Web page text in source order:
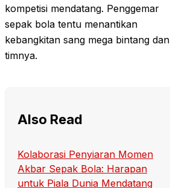
kompetisi mendatang. Penggemar
sepak bola tentu menantikan
kebangkitan sang mega bintang dan
timnya.
Also Read
Kolaborasi Penyiaran Momen
Akbar Sepak Bola: Harapan
untuk Piala Dunia Mendatang